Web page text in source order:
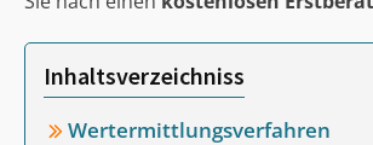
Inhaltsverzeichniss
Wertermittlungsverfahren